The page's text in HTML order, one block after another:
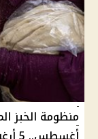
منظومة الخبز